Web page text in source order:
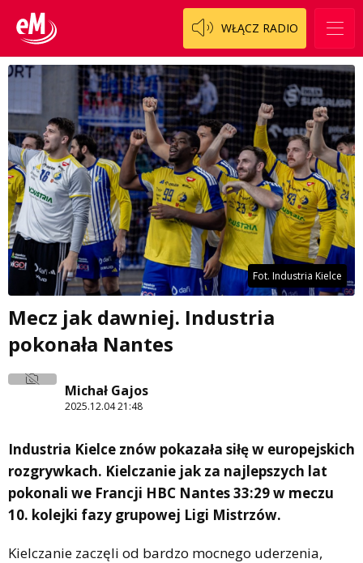
WŁĄCZ RADIO
Fot. Industria Kielce
Mecz jak dawniej. Industria
pokonała Nantes
Michał Gajos
2025.12.04 21:48
Industria Kielce znów pokazała siłę w europejskich
rozgrywkach. Kielczanie jak za najlepszych lat
pokonali we Francji HBC Nantes 33:29 w meczu
10. kolejki fazy grupowej Ligi Mistrzów.
Kielczanie zaczęli od bardzo mocnego uderzenia,